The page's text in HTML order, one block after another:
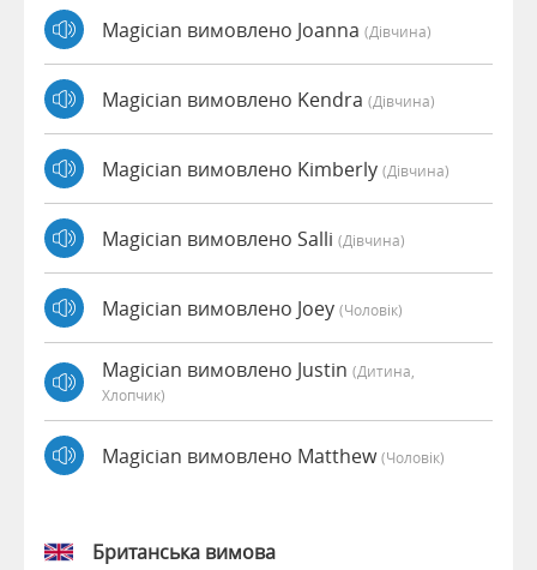
Magician вимовлено Joanna (дівчина)
Magician вимовлено Kendra (дівчина)
Magician вимовлено Kimberly (дівчина)
Magician вимовлено Salli (дівчина)
Magician вимовлено Joey (чоловік)
Magician вимовлено Justin (дитина,
Хлопчик)
Magician вимовлено Matthew(чоловік)
Британська вимова